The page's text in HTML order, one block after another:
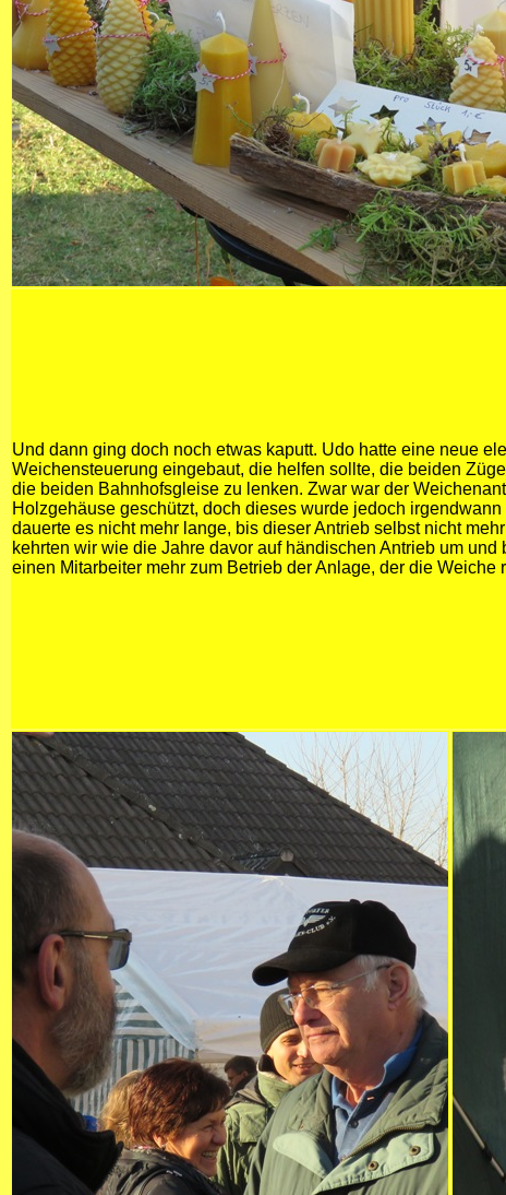
Und dann ging doch noch etwas kaputt. Udo hatte eine neue
Weichensteuerung eingebaut, die helfen sollte, die beiden
die beiden Bahnhofsgleise zu lenken. Zwar war der
Holzgehäuse geschützt, doch dieses wurde jedoch
dauerte es nicht mehr lange, bis dieser Antrieb selbst nicht
kehrten wir wie die Jahre davor auf händischen Antrieb um und
einen Mitarbeiter mehr zum Betrieb der Anlage, der die Weiche